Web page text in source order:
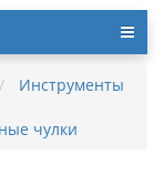
Инструменты
чулки